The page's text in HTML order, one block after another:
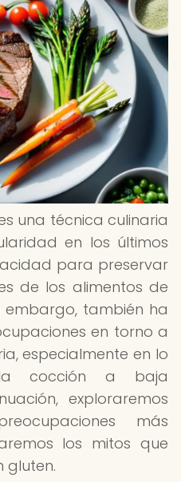
una técnica culinaria
en los últimos
para preservar
de los alimentos de
embargo, también ha
en torno a
especialmente en lo
cocción a baja
exploraremos
más
los mitos que
gluten.